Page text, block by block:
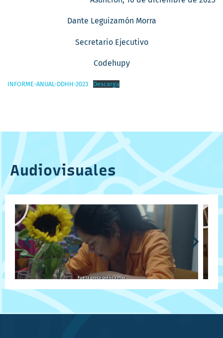
Dante Leguizamón Morra
Secretario Ejecutivo
Codehupy
INFORME-ANUAL-DDHH-2023 Descarga
Audiovisuales